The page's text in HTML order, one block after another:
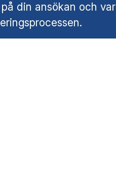
din ansökan och var